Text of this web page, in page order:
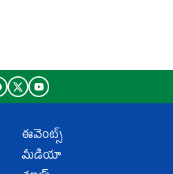
ఈవెంట్స్
మీడియా